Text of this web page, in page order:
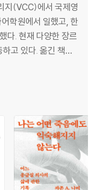
지(VCC)에서 국제영
학원에서 일했고, 한
다. 현재 다양한 장르
고 있다. 옮긴 책으
, 『무엇이 우리의 생
라』, 『나의 두뇌가